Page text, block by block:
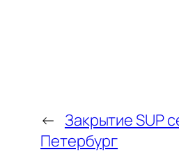
← Закрытие SUP
Петербург